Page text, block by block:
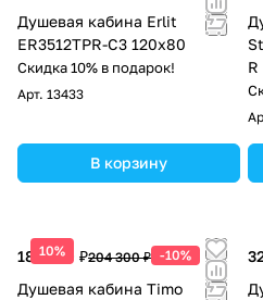
Душевая кабина Erlit
ER3512TPR-C3 120x80
Скидка 10% в подарок!
Арт. 13433
В корзину
10%
183 870 ₽204 300 ₽ -10%
Душевая кабина Timo